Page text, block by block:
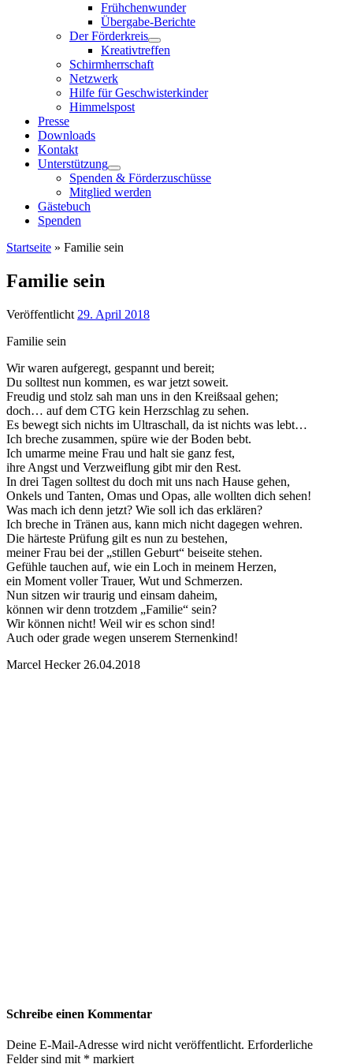
Frühchenwunder
Übergabe-Berichte
Der Förderkreis
Kreativtreffen
Schirmherrschaft
Netzwerk
Hilfe für Geschwisterkinder
Himmelspost
Presse
Downloads
Kontakt
Unterstützung
Spenden & Förderzuschüsse
Mitglied werden
Gästebuch
Spenden
Startseite » Familie sein
Familie sein
Veröffentlicht 29. April 2018
Familie sein
Wir waren aufgeregt, gespannt und bereit;
Du solltest nun kommen, es war jetzt soweit.
Freudig und stolz sah man uns in den Kreißsaal gehen;
doch… auf dem CTG kein Herzschlag zu sehen.
Es bewegt sich nichts im Ultraschall, da ist nichts was lebt…
Ich breche zusammen, spüre wie der Boden bebt.
Ich umarme meine Frau und halt sie ganz fest,
ihre Angst und Verzweiflung gibt mir den Rest.
In drei Tagen solltest du doch mit uns nach Hause gehen,
Onkels und Tanten, Omas und Opas, alle wollten dich sehen!
Was mach ich denn jetzt? Wie soll ich das erklären?
Ich breche in Tränen aus, kann mich nicht dagegen wehren.
Die härteste Prüfung gilt es nun zu bestehen,
meiner Frau bei der „stillen Geburt“ beiseite stehen.
Gefühle tauchen auf, wie ein Loch in meinem Herzen,
ein Moment voller Trauer, Wut und Schmerzen.
Nun sitzen wir traurig und einsam daheim,
können wir denn trotzdem „Familie“ sein?
Wir können nicht! Weil wir es schon sind!
Auch oder grade wegen unserem Sternenkind!
Marcel Hecker 26.04.2018
Schreibe einen Kommentar
Deine E-Mail-Adresse wird nicht veröffentlicht. Erforderliche
Felder sind mit * markiert